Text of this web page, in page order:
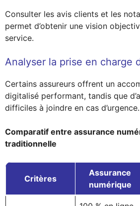
Consulter les avis clients et les
permet d’obtenir une vision
service.
Analyser la prise en charge
Certains assureurs offrent un
digitalisé performant, tandis que
difficiles à joindre en cas d’urgence.
Comparatif entre assurance
traditionnelle
Critères
Assurance
numérique